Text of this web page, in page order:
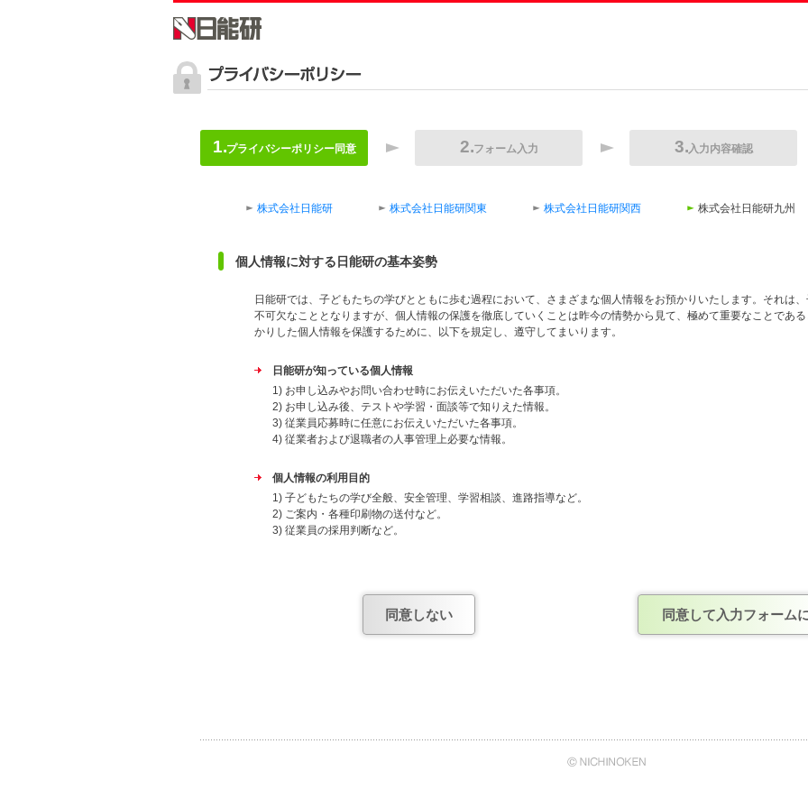
プライバシーポリシー同意 フォーム入力 入力内容確認
株式会社日能研 株式会社日能研関東 株式会社日能研関西 株式会社日能研九州
個人情報に対する日能研の基本姿勢
日能研では、子どもたちの学びとともに歩む過程において、さまざまな個人情報をお預かりいたします。それは
不可欠なこととなりますが、個人情報の保護を徹底していくことは昨今の情勢から見て、極めて重要なことであ
かりした個人情報を保護するために、以下を規定し、遵守してまいります。
日能研が知っている個人情報
1) お申し込みやお問い合わせ時にお伝えいただいた各事項。
2) お申し込み後、テストや学習・面談等で知りえた情報。
3) 従業員応募時に任意にお伝えいただいた各事項。
4) 従業者および退職者の人事管理上必要な情報。
個人情報の利用目的
1) 子どもたちの学び全般、安全管理、学習相談、進路指導など。
2) ご案内・各種印刷物の送付など。
3) 従業員の採用判断など。
個人情報保護について安全確認がとれ、正式に契約を結んだ企業。
当社への個人情報の提出はあくまで任意のものですが、情報を提出いただけない場合は、今後の当社からの
日能研グループ（株式会社日能研・株式会社日能研関東・株式会社日能研関西・株式会社日能研九州・株式会
同意しない 同意して入力フォーム